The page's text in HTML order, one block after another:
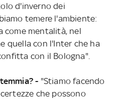
d'inverno dei
temere l'ambiente:
come mentalità, nel
quella con l'Inter che ha
con il Bologna".
- "Stiamo facendo
che possono